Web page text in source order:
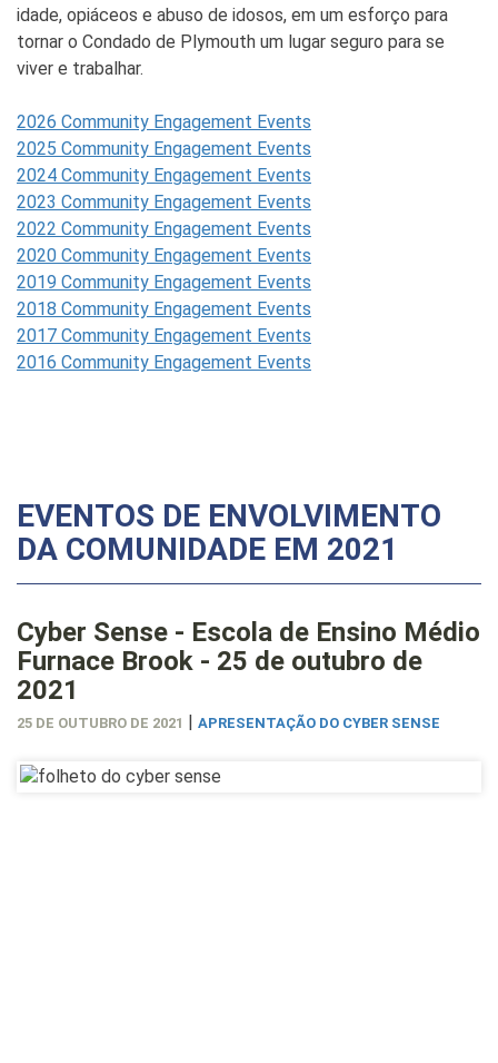
idade, opiáceos e abuso de idosos, em um esforço para
tornar o Condado de Plymouth um lugar seguro para se
viver e trabalhar.
2026 Community Engagement Events
2025 Community Engagement Events
2024 Community Engagement Events
2023 Community Engagement Events
2022 Community Engagement Events
2020 Community Engagement Events
2019 Community Engagement Events
2018 Community Engagement Events
2017 Community Engagement Events
2016 Community Engagement Events
EVENTOS DE ENVOLVIMENTO
DA COMUNIDADE EM 2021
Cyber Sense - Escola de Ensino Médio
Furnace Brook - 25 de outubro de
2021
25 DE OUTUBRO DE 2021 | APRESENTAÇÃO DO CYBER SENSE